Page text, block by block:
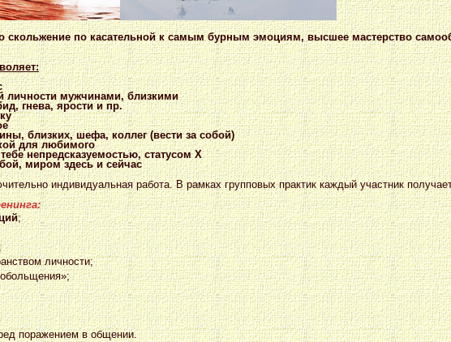
по касательной к самым бурным эмоциям, высшее мастерство
личности мужчинами, близкими
гнева, ярости и пр.
близких, шефа, коллег (вести за собой)
для любимого
непредсказуемостью, статусом Х
миром здесь и сейчас
индивидуальная работа. В рамках групповых практик каждый участник
;
личности;
поражением в общении.